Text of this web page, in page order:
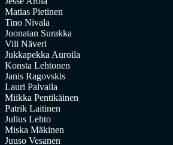
Matias Pietinen
Tino Nivala
Joonatan Surakka
Vili Näveri
Jukkapekka Auroila
Konsta Lehtonen
Janis Ragovskis
Lauri Palvaila
Miikka Pentikäinen
Patrik Laitinen
Julius Lehto
Miska Mäkinen
Juuso Vesanen